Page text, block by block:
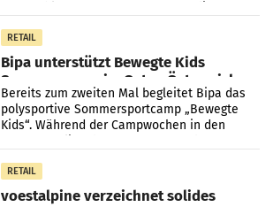
RETAIL
Bipa unterstützt Bewegte Kids
Sommercamps im Osten Österreichs
Bereits zum zweiten Mal begleitet Bipa das
polysportive Sommersportcamp „Bewegte
Kids“. Während der Campwochen in den
RETAIL
voestalpine verzeichnet solides